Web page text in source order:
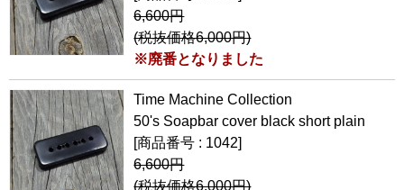
6,600円
(税抜価格6,000円)
※廃番となりました
Time Machine Collection
50's Soapbar cover black short plain
[商品番号 : 1042]
6,600円
(税抜価格6,000円)